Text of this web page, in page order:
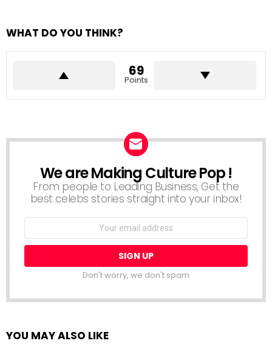
WHAT DO YOU THINK?
69
Points
NEWSLETTER
We are Making Culture Pop !
From people to Leading Business, Get the
best celebs stories straight into your inbox!
Don't worry, we don't spam
YOU MAY ALSO LIKE